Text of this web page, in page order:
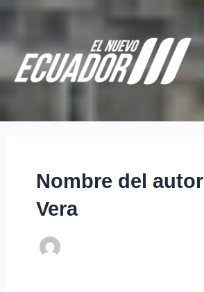
contenido
Nombre del
Vera
Paginación
entradas